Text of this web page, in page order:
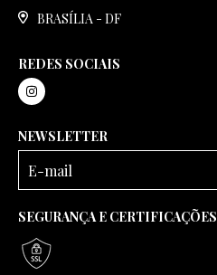
BRASÍLIA - DF
REDES SOCIAIS
NEWSLETTER
SEGURANÇA E CERTIFICAÇÕES